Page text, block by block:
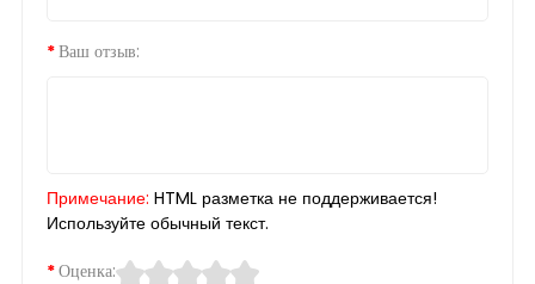
Ваш отзыв:
Примечание: HTML разметка не поддерживается!
Используйте обычный текст.
Оценка: